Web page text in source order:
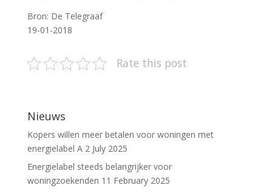
Bron: De Telegraaf
19-01-2018
Rate this post
Nieuws
Kopers willen meer betalen voor woningen met
energielabel A 2 July 2025
Energielabel steeds belangrijker voor
woningzoekenden 11 February 2025